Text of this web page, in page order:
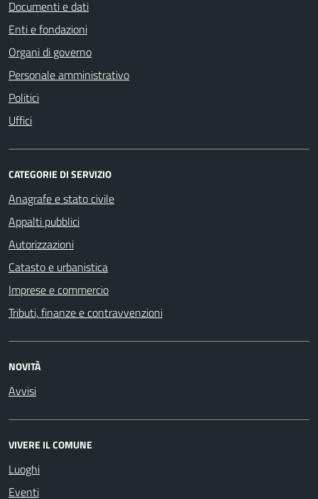
Documenti e dati
Enti e fondazioni
Organi di governo
Personale amministrativo
Politici
Uffici
CATEGORIE DI SERVIZIO
Anagrafe e stato civile
Appalti pubblici
Autorizzazioni
Catasto e urbanistica
Imprese e commercio
Tributi, finanze e contravvenzioni
NOVITÀ
Avvisi
VIVERE IL COMUNE
Luoghi
Eventi